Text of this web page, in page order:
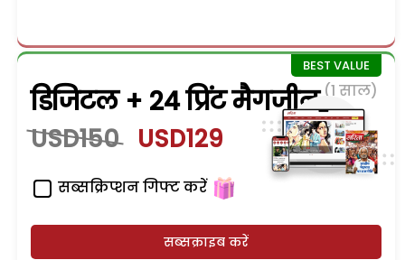
डिजिटल + 24 प्रिंट मैगजीन (1 साल)
USD150 USD129
सब्सक्रिप्शन गिफ्ट करें
सब्सक्राइब करें